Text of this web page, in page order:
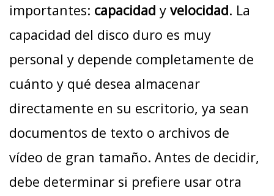
importantes: capacidad y velocidad. La
capacidad del disco duro es muy
personal y depende completamente de
cuánto y qué desea almacenar
directamente en su escritorio, ya sean
documentos de texto o archivos de
vídeo de gran tamaño. Antes de decidir,
debe determinar si prefiere usar otra